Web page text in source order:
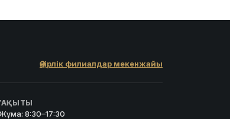
Өңірлік филиалдар мекенжайы
8:30–17:30